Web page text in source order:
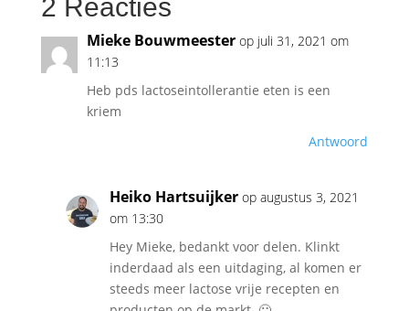
2 Reacties
Mieke Bouwmeester op juli 31, 2021 om
11:13
Heb pds lactoseintollerantie eten is een
kriem
Antwoord
Heiko Hartsuijker op augustus 3, 2021
om 13:30
Hey Mieke, bedankt voor delen. Klinkt
inderdaad als een uitdaging, al komen er
steeds meer lactose vrije recepten en